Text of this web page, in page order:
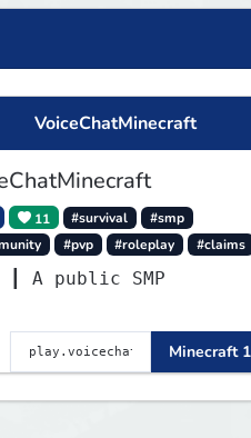
VoiceChatMinecraft
11 #survival
#smp
#pvp #roleplay #claims
VCMC ┃ A public SMP
Minecraft